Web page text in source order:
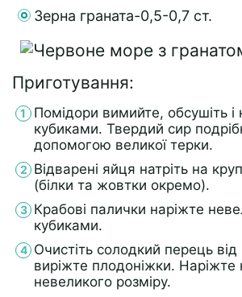
Зерна граната-0,5-0,7 ст.
Приготування:
Помідори вимийте, обсушіть і
кубиками. Твердий сир
допомогою великої терки.
Відварені яйця натріть на
(білки та жовтки окремо).
Крабові палички наріжте
кубиками.
Очистіть солодкий перець від
виріжте плодоніжки. Наріжте
невеликого розміру.